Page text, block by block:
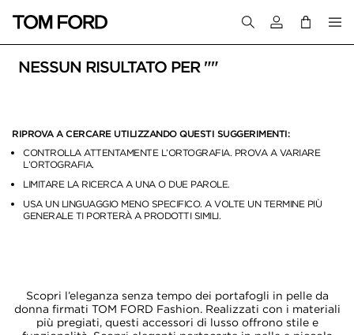
Accedi al tuo
NESSUN RISULTATO PER ""
RIPROVA A CERCARE UTILIZZANDO QUESTI SUGGERIMENTI:
CONTROLLA ATTENTAMENTE L’ORTOGRAFIA. PROVA A VARIARE
L’ORTOGRAFIA.
LIMITARE LA RICERCA A UNA O DUE PAROLE.
USA UN LINGUAGGIO MENO SPECIFICO. A VOLTE UN TERMINE PIÙ
GENERALE TI PORTERÀ A PRODOTTI SIMILI.
Scopri l’eleganza senza tempo dei portafogli in pelle da
donna firmati TOM FORD Fashion. Realizzati con i materiali
più pregiati, questi accessori di lusso offrono stile e